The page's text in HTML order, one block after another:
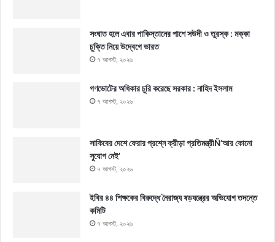
সংঘাত হলে এবার পাকিস্তানের পাশে সউদী ও তুরস্ক : মক্কা
চুক্তি নিয়ে উদ্বেগে ভারত
৭ আগস্ট, ২০২৬
গণভোটের অধিকার চুরি করেছে সরকার : নাহিদ ইসলাম
৭ আগস্ট, ২০২৬
সাকিবের দেশে ফেরার প্রশ্নে ক্রীড়া প্রতিমন্ত্রীÑ‘আর কোনো
সুযোগ নেই’
৭ আগস্ট, ২০২৬
ইবির ৪৪ শিক্ষকের বিরুদ্ধে নৈরাজ্য ষড়যন্ত্রের অভিযোগ তদন্তে
কমিটি
৭ আগস্ট, ২০২৬